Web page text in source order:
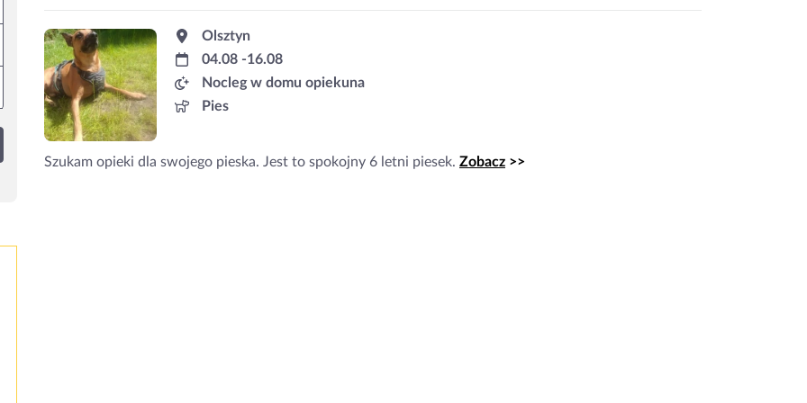
Olsztyn
04.08 -16.08
Nocleg w domu opiekuna
Pies
Szukam opieki dla swojego pieska. Jest to spokojny 6 letni piesek. Zobacz >>